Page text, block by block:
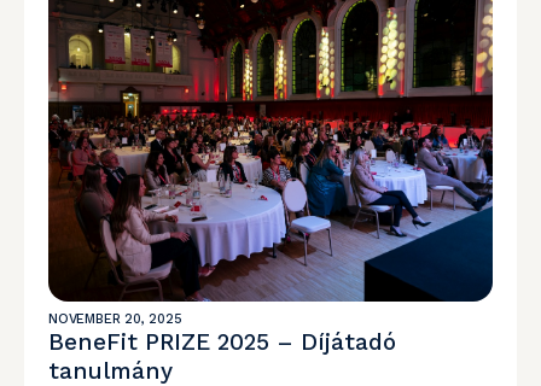
NOVEMBER 20, 2025
BeneFit PRIZE 2025 – Díjátadó
tanulmány